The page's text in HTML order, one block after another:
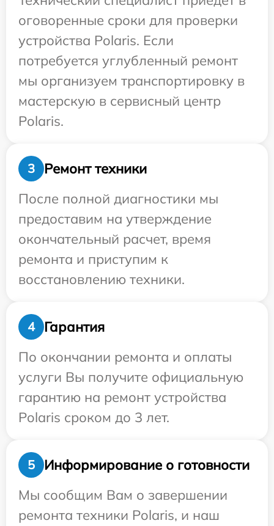
оговоренные сроки для проверки
устройства Polaris. Если
потребуется углубленный ремонт
мы организуем транспортировку в
мастерскую в сервисный центр
Polaris.
3
Ремонт техники
После полной диагностики мы
предоставим на утверждение
окончательный расчет, время
ремонта и приступим к
восстановлению техники.
4
Гарантия
По окончании ремонта и оплаты
услуги Вы получите официальную
гарантию на ремонт устройства
Polaris сроком до 3 лет.
5
Информирование о готовности
Мы сообщим Вам о завершении
ремонта техники Polaris, и наш